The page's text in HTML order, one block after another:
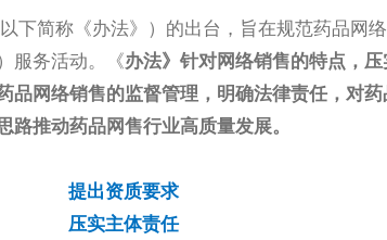
下简称《办法》）的出台，旨在规范药品网
服务活动。《办法》针对网络销售的特点，
品网络销售的监督管理，明确法律责任，对
推动药品网售行业高质量发展。
提出资质要求
压实主体责任